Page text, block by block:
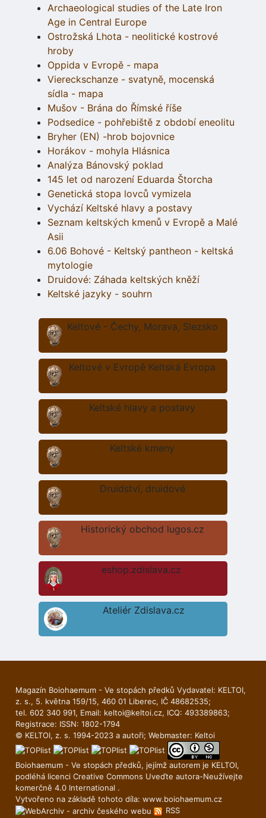
Archaeological studies of the Late Iron
Age in Central Europe
Ostrožská Lhota - neolitické kostrové
hroby
Oppida v Evropě - mapa
Viereckschanze - svatyně, mocenská
sídla - mapa
Mušov - Brána do Římské říše
Podsedice - pohřebiště z období eneolitu
Bryher (EN) -hrob bojovnice
Horákov - mohyla Hlásnica
Analýza Bánovský poklad
145 let od narození Eduarda Štorcha
Genetická stopa lovců vymizela
Vychází Keltské hlavy a postavy
Seznam keltských kmenů v Evropě a Malé
Asii
6.06 Bohové - Keltský pantheon - keltská
mytologie
Druidové: Záhada keltských kněží
Keltské jazyky - souhrn
Keltové - Čechy, Morava, Slezsko
Keltové v Evropě Keltská Evropa
Keltské hlavy a postavy
Keltské kmeny
Druidství, druidové
Historický obchod lugos.cz
eshop.zdislava.cz
Ateliér Zdislava.cz
Magazín Boiohaemum - Ve stopách předků Vydavatel: KELTOI,
z. s., 5. května 159/15, 460 01 Liberec, IČ 48682535;
tel. 602 340 991, Email: keltoi@keltoi.cz, ICQ: 493389863;
Registrace: ISSN: 1802-1794
© KELTOI, z. s. 1994-2023 a autoři; Webmaster: Keltoi
Boiohaemum - Ve stopách předků, jejímž autorem je KELTOI,
podléhá licenci Creative Commons Uveďte autora-Neuží­vejte
komerčně 4.0 International .
Vytvořeno na základě tohoto díla: www.boiohaemum.cz
RSS